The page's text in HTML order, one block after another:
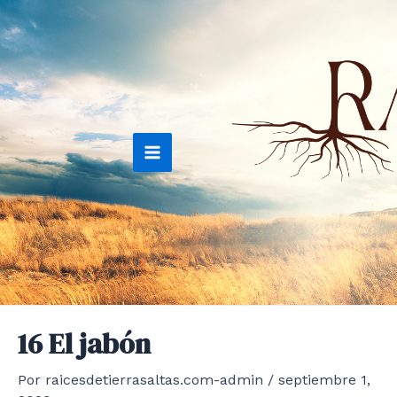
Ir
al
contenido
Main
Menu
16 El jabón
Por raicesdetierrasaltas.com-admin / septiembre 1,